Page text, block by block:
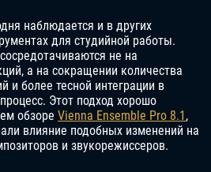
наблюдается и в других
для студийной работы.
не на
а на сокращении количества
и более тесной интеграции в
Этот подход хорошо
обзоре Vienna Ensemble Pro 8.1 ,
влияние подобных изменений на
и звукорежиссеров.